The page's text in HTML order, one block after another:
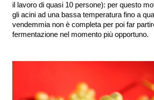
il lavoro di quasi 10 persone): per questo
gli acini ad una bassa temperatura fino a
vendemmia non è completa per poi far
fermentazione nel momento più opportuno.